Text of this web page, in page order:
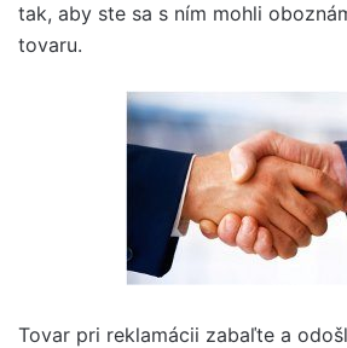
tak, aby ste sa s ním mohli
tovaru.
Tovar pri reklamácii zabaľte a